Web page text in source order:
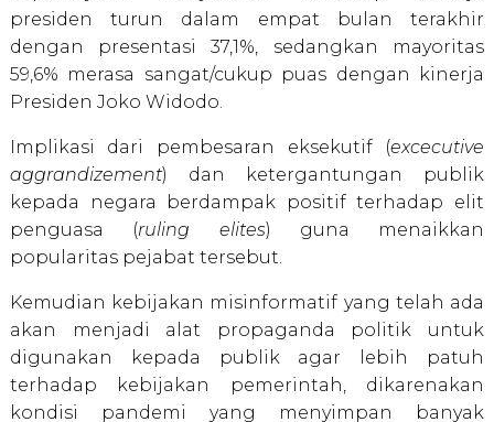
presiden turun dalam empat bulan terakhir
dengan presentasi 37,1%, sedangkan mayoritas
59,6% merasa sangat/cukup puas dengan kinerja
Presiden Joko Widodo.
Implikasi dari pembesaran eksekutif (excecutive
aggrandizement) dan ketergantungan publik
kepada negara berdampak positif terhadap elit
penguasa (ruling elites) guna menaikkan
popularitas pejabat tersebut.
Kemudian kebijakan misinformatif yang telah ada
akan menjadi alat propaganda politik untuk
digunakan kepada publik agar lebih patuh
terhadap kebijakan pemerintah, dikarenakan
kondisi pandemi yang menyimpan banyak